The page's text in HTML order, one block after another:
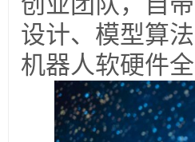
设计、模型算
机器人软硬件